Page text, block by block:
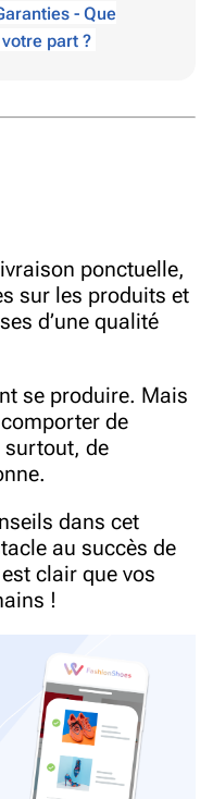
- Que
part ?
ponctuelle,
sur les produits et
d’une qualité
se produire. Mais
de
surtout, de
dans cet
au succès de
clair que vos
!